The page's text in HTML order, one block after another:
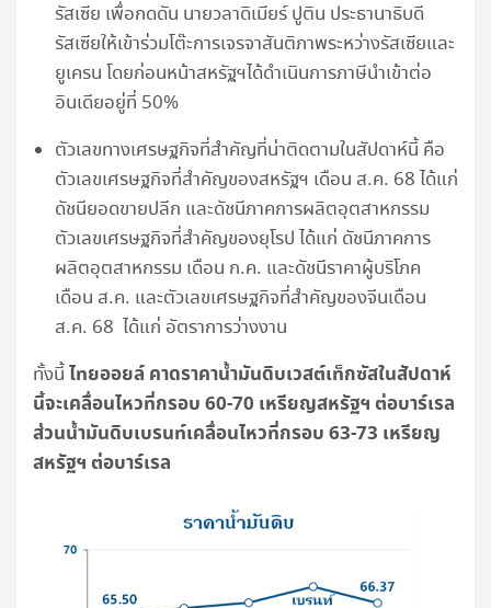
รัสเซีย เพื่อกดดัน นายวลาดิเมียร์ ปูติน ประธานาธิบดี
รัสเซียให้เข้าร่วมโต๊ะการเจรจาสันติภาพระหว่างรัสเซียและ
ยูเครน โดยก่อนหน้าสหรัฐฯได้ดำเนินการภาษีนำเข้าต่อ
อินเดียอยู่ที่ 50%
ตัวเลขทางเศรษฐกิจที่สำคัญที่น่าติดตามในสัปดาห์นี้ คือ
ตัวเลขเศรษฐกิจที่สำคัญของสหรัฐฯ เดือน ส.ค. 68 ได้แก่
ดัชนียอดขายปลีก และดัชนีภาคการผลิตอุตสาหกรรม
ตัวเลขเศรษฐกิจที่สำคัญของยุโรป ได้แก่ ดัชนีภาคการ
ผลิตอุตสาหกรรม เดือน ก.ค. และดัชนีราคาผู้บริโภค
เดือน ส.ค. และตัวเลขเศรษฐกิจที่สำคัญของจีนเดือน
ส.ค. 68 ได้แก่ อัตราการว่างงาน
ทั้งนี้ ไทยออยล์ คาดราคาน้ำมันดิบเวสต์เท็กซัสในสัปดาห์
นี้จะเคลื่อนไหวที่กรอบ 60-70 เหรียญสหรัฐฯ ต่อบาร์เรล
ส่วนน้ำมันดิบเบรนท์เคลื่อนไหวที่กรอบ 63-73 เหรียญ
สหรัฐฯ ต่อบาร์เรล